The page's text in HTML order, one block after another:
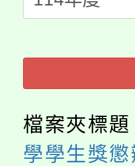
半價優
份教師增
大溪自
115年食
檔案夾標題
學學生獎懲